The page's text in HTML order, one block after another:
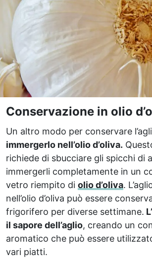
Conservazione in olio
Un altro modo per conservare
immergerlo nell’olio d’oliva.
richiede di sbucciare gli spicchi di
immergerli completamente in un
vetro riempito di olio d’oliva.
nell’olio d’oliva può essere
frigorifero per diverse settimane.
il sapore dell’aglio, creando un
aromatico che può essere
vari piatti.